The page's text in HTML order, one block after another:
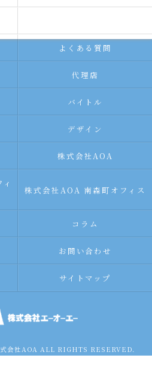
よくある質問
代理店
バイトル
デザイン
株式会社AOA
株式会社AOA 南森町オフィス
コラム
お問い合わせ
サイトマップ
会社AOA ALL RIGHTS RESERVED.